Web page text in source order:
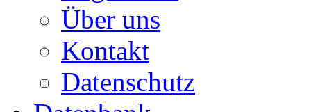
Über uns
Kontakt
Datenschutz